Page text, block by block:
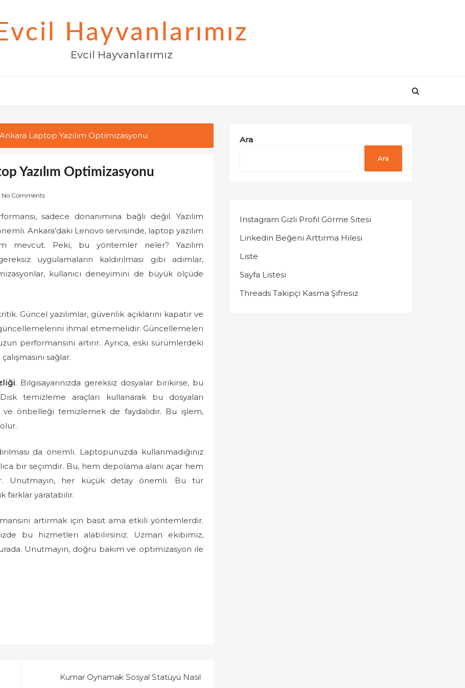
Hayvanlarımız
Evcil Hayvanlarımız
Laptop Yazılım Optimizasyonu
Yazılım Optimizasyonu
No Comments
sadece donanımına bağlı değil. Yazılım
Ankara’daki Lenovo servisinde, laptop yazılım
mevcut. Peki, bu yöntemler neler? Yazılım
uygulamaların kaldırılması gibi adımlar,
kullanıcı deneyimini de büyük ölçüde
Güncel yazılımlar, güvenlik açıklarını kapatır ve
güncellemelerini ihmal etmemelidir. Güncellemeleri
performansını artırır. Ayrıca, eski sürümlerdeki
sağlar.
. Bilgisayarınızda gereksiz dosyalar birikirse, bu
temizleme araçları kullanarak bu dosyaları
ve önbelleği temizlemek de faydalıdır. Bu işlem,
da önemli. Laptopunuzda kullanmadığınız
bir seçimdir. Bu, hem depolama alanı açar hem
Unutmayın, her küçük detay önemli. Bu tür
farklar yaratabilir.
artırmak için basit ama etkili yöntemlerdir.
bu hizmetleri alabilirsiniz. Uzman ekibimiz,
Unutmayın, doğru bakım ve optimizasyon ile
Kumar Oynamak Sosyal Statüyü Nasıl
Ara
Ara
Instagram Gizli Profil Görme Sitesi
Linkedin Beğeni Arttırma Hilesi
Liste
Sayfa Listesi
Threads Takipçi Kasma Şifresiz